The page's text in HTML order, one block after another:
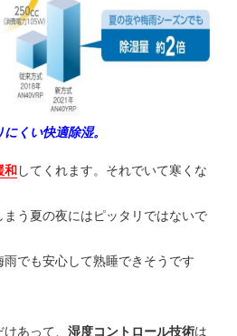
くい快適除湿。
和してくれます。それでいて寒くな
う夏の夜にはピッタリではないで
でも安心して熟睡できそうです
けあって、湿度コントロール技術は